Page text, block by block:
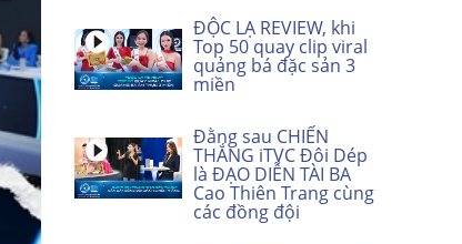
ĐỘC LẠ REVIEW, khi
Top 50 quay clip viral
quảng bá đặc sản 3
miền
Đằng sau CHIẾN
THẮNG iTVC Đôi Dép
là ĐẠO DIỄN TÀI BA
Cao Thiên Trang cùng
các đồng đội